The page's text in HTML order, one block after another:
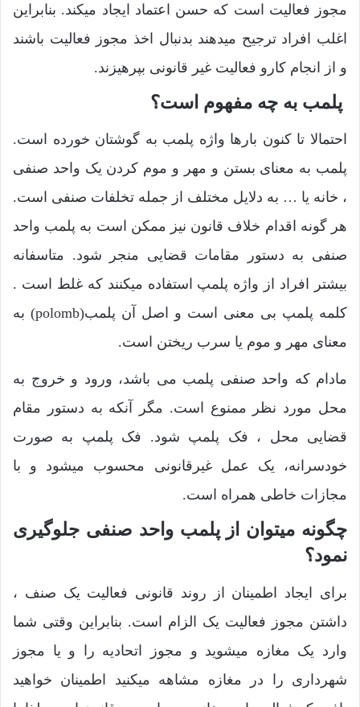
مجوز فعالیت است که حسن اعتماد ایجاد میکند. بنابراین
اغلب افراد ترجیح میدهند بدنبال اخذ مجوز فعالیت باشند
و از انجام کارو فعالیت غیر قانونی بپرهیزند.
پلمب به چه مفهوم است؟
احتمالا تا کنون بارها واژه پلمب به گوشتان خورده است.
پلمب به معنای بستن و مهر و موم کردن یک واحد صنفی
، خانه یا … به دلایل مختلف از جمله تخلفات صنفی است.
هر گونه اقدام خلاف قانون نیز ممکن است به پلمب واحد
صنفی به دستور مقامات قضایی منجر شود. متاسفانه
بیشتر افراد از واژه پلمپ استفاده میکنند که غلط است .
کلمه پلمپ بی معنی است و اصل آن پلمب(polomb) به
معنای مهر و موم یا سرب ریختن است.
مادام که واحد صنفی پلمب می باشد، ورود و خروج به
محل مورد نظر ممنوع است. مگر آنکه به دستور مقام
قضایی محل ، فک پلمپ شود. فک پلمپ به صورت
خودسرانه، یک عمل غیرقانونی محسوب میشود و با
مجازات خاطی همراه است.
چگونه میتوان از پلمب واحد صنفی جلوگیری
نمود؟
برای ایجاد اطمینان از روند قانونی فعالیت یک صنف ،
داشتن مجوز فعالیت یک الزام است. بنابراین وقتی شما
وارد یک مغازه میشوید و مجوز اتحادیه را و یا مجوز
شهرداری را در مغازه مشاهه میکنید اطمینان خواهید